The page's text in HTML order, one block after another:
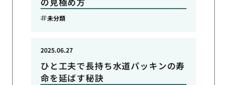
未分類
ひと工夫で長持ち水道パッキンの寿
命を延ばす秘訣
2025.06.27